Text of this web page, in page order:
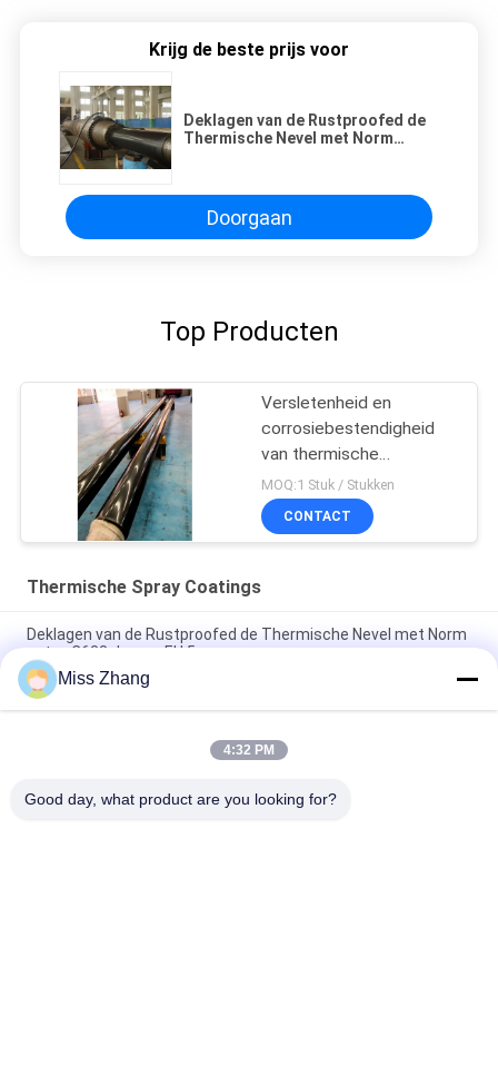
Krijg de beste prijs voor
Deklagen van de Rustproofed de
Thermische Nevel met Norm
Doorgaan
Top Producten
Versletenheid en
corrosiebestendigheid
van thermische
spuitcoatings
MOQ:1 Stuk / Stukken
CONTACT
Thermische Spray Coatings
Deklagen van de Rustproofed de Thermische Nevel met Norm
astm-C633 de nen-EU 5
De thermische Schuring Op hoge temperatuur Bestand astm-
C633 van de Nevel Ceramische Deklaag
Corrosiebestendige zuigerstangen met thermische
Miss Zhang
4:32 PM
Good day, what product are you looking for?